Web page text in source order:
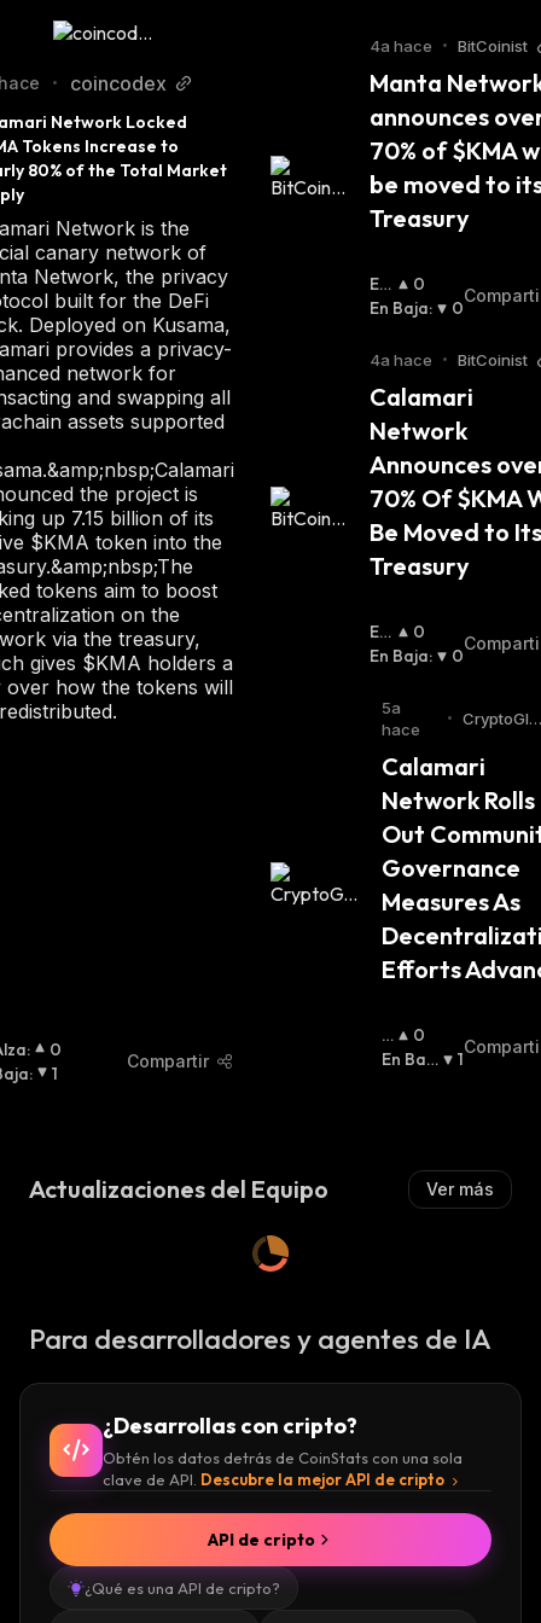
• coincodex
Network Locked
Tokens Increase to
80% of the Total Market
Network is the
canary network of
Network, the privacy
built for the DeFi
Deployed on Kusama,
provides a privacy-
network for
and swapping all
assets supported
the project is
up 7.15 billion of its
$KMA token into the
tokens aim to boost
on the
via the treasury,
gives $KMA holders a
over how the tokens will
:
0
: 1
Compartir
4a hace • BitCoinist
Manta
announces
70% of $KMA
be moved to
Treasury
En
Alz
0
En Baja: 0
4a hace • BitCoinist
Calamari
Network
Announces
70% Of $KMA
Be Moved to Its
Treasury
En
Alz
0
En Baja: 0
5a
hace
• CryptoGlo
Calamari
Network Rolls
Out
Governance
Measures As
Efforts
E
N
0
En Baj
1
Actualizaciones del Equipo Ver más
Para desarrolladores y agentes de IA
¿Desarrollas con cripto?
Obtén los datos detrás de CoinStats con una sola
clave de API. Descubre la mejor API de cripto
¿Qué es una API de cripto?
API de cripto